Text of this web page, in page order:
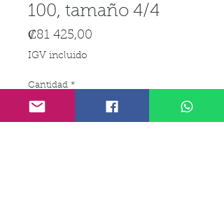
100, tamaño 4/4
₡81 425,00
IGV incluido
Cantidad *